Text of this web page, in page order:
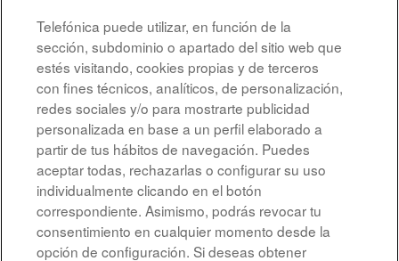
Aviso legal
Accesibilidad
Telefónica puede utilizar, en función de la
sección, subdominio o apartado del sitio web que
estés visitando, cookies propias y de terceros
con fines técnicos, analíticos, de personalización,
redes sociales y/o para mostrarte publicidad
personalizada en base a un perfil elaborado a
partir de tus hábitos de navegación. Puedes
aceptar todas, rechazarlas o configurar su uso
individualmente clicando en el botón
correspondiente. Asimismo, podrás revocar tu
consentimiento en cualquier momento desde la
opción de configuración. Si deseas obtener